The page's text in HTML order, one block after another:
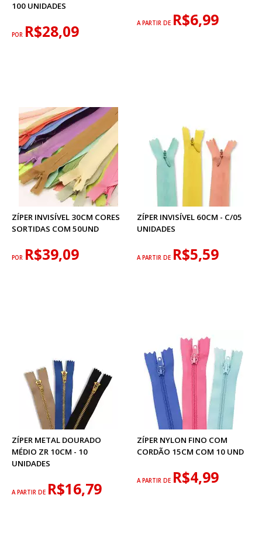
100 UNIDADES
POR R$28,09 A PARTIR DE R$6,99
ZÍPER INVISÍVEL 30CM CORES
SORTIDAS COM 50UND
POR R$39,09
ZÍPER INVISÍVEL 60CM - C/05
UNIDADES
A PARTIR DE R$5,59
ZÍPER METAL DOURADO
MÉDIO ZR 10CM - 10
UNIDADES
A PARTIR DE R$16,79
ZÍPER NYLON FINO COM
CORDÃO 15CM COM 10 UND
A PARTIR DE R$4,99